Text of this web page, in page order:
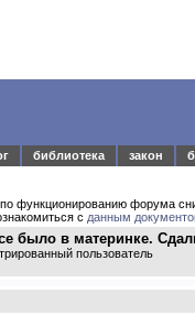
библиотека закон
функционированию форума
с данным
было в материнке.
пользователь